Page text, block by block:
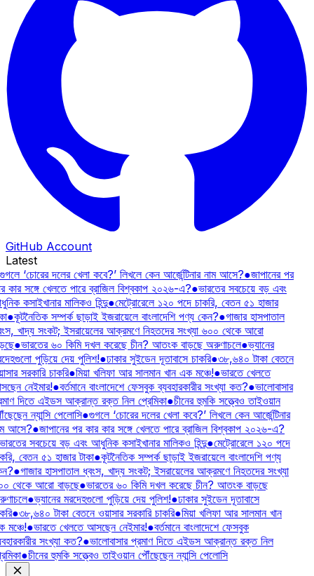
GitHub Account
Latest
‘চোরের দলের খেলা কবে?’ লিখলে কেন আর্জেন্টিনার নাম আসে?●জাপানের পর
কার সঙ্গে খেলতে পারে ব্রাজিল বিশ্বকাপ ২০২৬-এ?●ভারতের সবচেয়ে বড় এবং
কসাইখানার মালিকও হিন্দু●মেট্রোরেলে ১২০ পদে চাকরি, বেতন ৫১ হাজার
●কূটনৈতিক সম্পর্ক ছাড়াই ইজরায়েলে বাংলাদেশি পণ্য কেন?●গাজার হাসপাতাল
খাদ্য সংকট; ইসরায়েলের আক্রমণে নিহতদের সংখ্যা ৬০০ থেকে আরো
●ভারতের ৬০ কিমি দখল করেছে চীন? আতংক বাড়ছে অরুণাচলে●ভ্যানের
পুড়িয়ে দেয় পুলিশ!●ঢাকার সুইডেন দূতাবাসে চাকরি●৩৮,৬৪০ টাকা বেতনে
সরকারি চাকরি●মিয়া খলিফা আর সালমান খান এক মঞ্চে!●ভারতে খেলতে
নেইমার!●বর্তমানে বাংলাদেশে ফেসবুক ব্যবহারকারীর সংখ্যা কত?●ভালোবাসার
দিতে এইডস আক্রান্ত রক্ত নিল প্রেমিকা●চীনের হুমকি সত্ত্বেও তাইওয়ান
ন্যান্সি পেলোসি●গুগলে ‘চোরের দলের খেলা কবে?’ লিখলে কেন আর্জেন্টিনার
আসে?●জাপানের পর কার কার সঙ্গে খেলতে পারে ব্রাজিল বিশ্বকাপ ২০২৬-এ?
সবচেয়ে বড় এবং আধুনিক কসাইখানার মালিকও হিন্দু●মেট্রোরেলে ১২০ পদে
বেতন ৫১ হাজার টাকা●কূটনৈতিক সম্পর্ক ছাড়াই ইজরায়েলে বাংলাদেশি পণ্য
●গাজার হাসপাতাল ধ্বংস, খাদ্য সংকট; ইসরায়েলের আক্রমণে নিহতদের সংখ্যা
থেকে আরো বাড়ছে●ভারতের ৬০ কিমি দখল করেছে চীন? আতংক বাড়ছে
●ভ্যানের মরদেহগুলো পুড়িয়ে দেয় পুলিশ!●ঢাকার সুইডেন দূতাবাসে
●৩৮,৬৪০ টাকা বেতনে ওয়াসার সরকারি চাকরি●মিয়া খলিফা আর সালমান খান
মঞ্চে!●ভারতে খেলতে আসছেন নেইমার!●বর্তমানে বাংলাদেশে ফেসবুক
সংখ্যা কত?●ভালোবাসার প্রমাণ দিতে এইডস আক্রান্ত রক্ত নিল
●চীনের হুমকি সত্ত্বেও তাইওয়ান পৌঁছেছেন ন্যান্সি পেলোসি